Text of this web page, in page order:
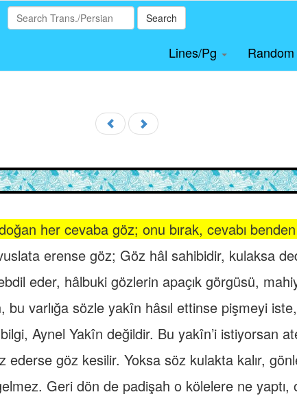
Search
Lines/Pg
her cevaba göz; onu bırak, cevabı
erense göz; Göz hâl sahibidir, kulaksa
eder, hâlbuki gözlerin apaçık görgüsü,
bu varlığa sözle yakîn hâsıl ettinse pişmeyi
Aynel Yakîn değildir. Bu yakîn’i istiyorsan
ederse göz kesilir. Yoksa söz kulakta kalır,
Geri dön de padişah o kölelere ne yaptı,